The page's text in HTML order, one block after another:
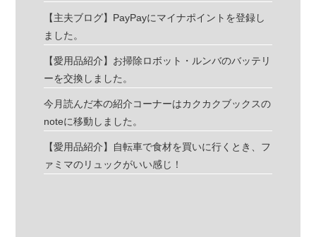
【主夫ブログ】PayPayにマイナポイントを登録し
ました。
【愛用品紹介】お掃除ロボット・ルンバのバッテリ
ーを交換しました。
今月読んだ本の紹介コーナーはカクカクブックスの
noteに移動しました。
【愛用品紹介】自転車で食材を買いに行くとき、フ
ァミマのリュックがいい感じ！